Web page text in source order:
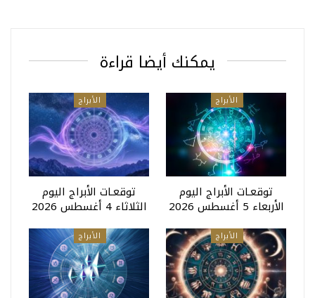
يمكنك أيضا قراءة
الأبراج
توقعـات الأبراج اليوم
الأربعاء 5 أغسطس 2026
الأبراج
توقعـات الأبراج اليوم
الثلاثاء 4 أغسطس 2026
الأبراج الأبراج